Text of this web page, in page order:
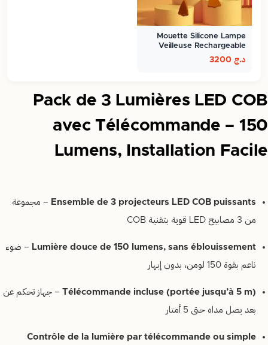
Mouette Silicone Lampe
Veilleuse Rechargeable
Pour…
د.ج
Pack de 3 Lumières LED COB
avec Télécommande – 150
Lumens, Installation Facile
Ensemble de 3 projecteurs LED COB puissants – مجموعة
من 3 مصابيح LED قوية بتقنية COB
Lumière douce de 150 lumens, sans éblouissement – ضوء
ناعم بقوة 150 لومن، بدون إبهار
Télécommande incluse (portée jusqu’à 5 m) – جهاز تحكم عن
بعد يصل مداه حتى 5 أمتار
Contrôle de la lumière par télécommande ou simple